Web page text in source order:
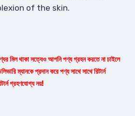
of the skin.
মিল থাকা সত্যেও আপনি পণ্য গ্রহন করতে না চাইলে
ম্যানকে প্রদান করে পণ্য সাথে সাথে রিটার্ন
গ্রহণযোগ্য নয়!